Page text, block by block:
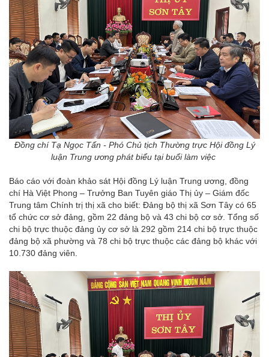
Đồng chí Tạ Ngọc Tấn - Phó Chủ tịch Thường trực Hội đồng Lý
luận Trung ương phát biểu tại buổi làm việc
Báo cáo với đoàn khảo sát Hội đồng Lý luận Trung ương, đồng
chí Hà Việt Phong – Trưởng Ban Tuyên giáo Thị ủy – Giám đốc
Trung tâm Chính trị thị xã cho biết: Đảng bộ thị xã Sơn Tây có 65
tổ chức cơ sở đảng, gồm 22 đảng bộ và 43 chi bộ cơ sở. Tổng số
chi bộ trực thuộc đảng ủy cơ sở là 292 gồm 214 chi bộ trực thuộc
đảng bộ xã phường và 78 chi bộ trực thuộc các đảng bộ khác với
10.730 đảng viên.